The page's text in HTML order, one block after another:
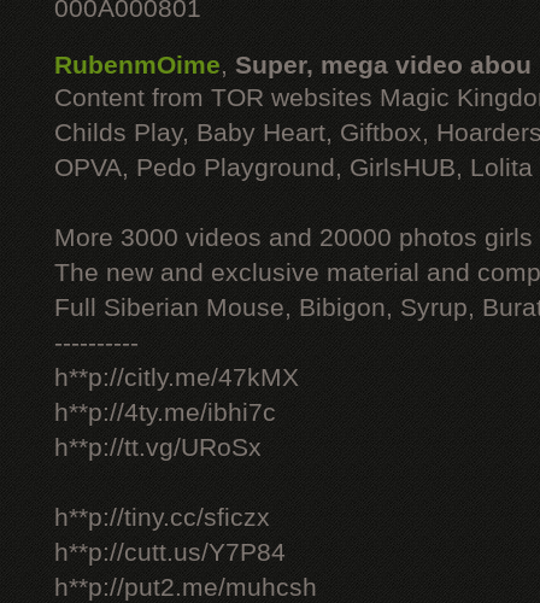
000A000801
RubenmOime, Super, mega video abou
Content from TOR websites Magic
Childs Play, Baby Heart, Giftbox,
OPVA, Pedo Playground, GirlsHUB, Lolita
More 3000 videos and 20000 photos
The new and exclusive material and
Full Siberian Mouse, Bibigon, Syrup,
----------
h**p://citly.me/47kMX
h**p://4ty.me/ibhi7c
h**p://tt.vg/URoSx
h**p://tiny.cc/sficzx
h**p://cutt.us/Y7P84
h**p://put2.me/muhcsh